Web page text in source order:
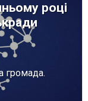
році
громада.